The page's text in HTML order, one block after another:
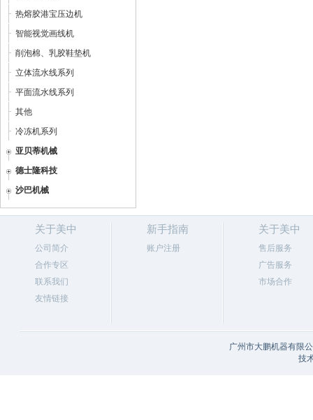
热熔胶港宝压边机
智能视觉画线机
削泡棉、乳胶鞋垫机
立体流水线系列
平面流水线系列
其他
冷冻机系列
亚贝蒂机械
德士隆科技
沙巴机械
关于美中
公司简介
合作专区
联系我们
友情链接
新手指南
账户注册
关于美中
售后服务
广告服务
市场合作
广州市大鹏机器有限
技